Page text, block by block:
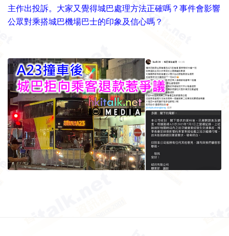
主作出投訴。大家又覺得城巴處理方法正確嗎？事件會影響
公眾對乘搭城巴機場巴士的印象及信心嗎？